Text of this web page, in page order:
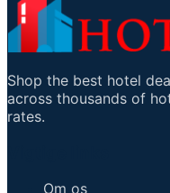
Shop the best hotel
across thousands of
rates.
Om os